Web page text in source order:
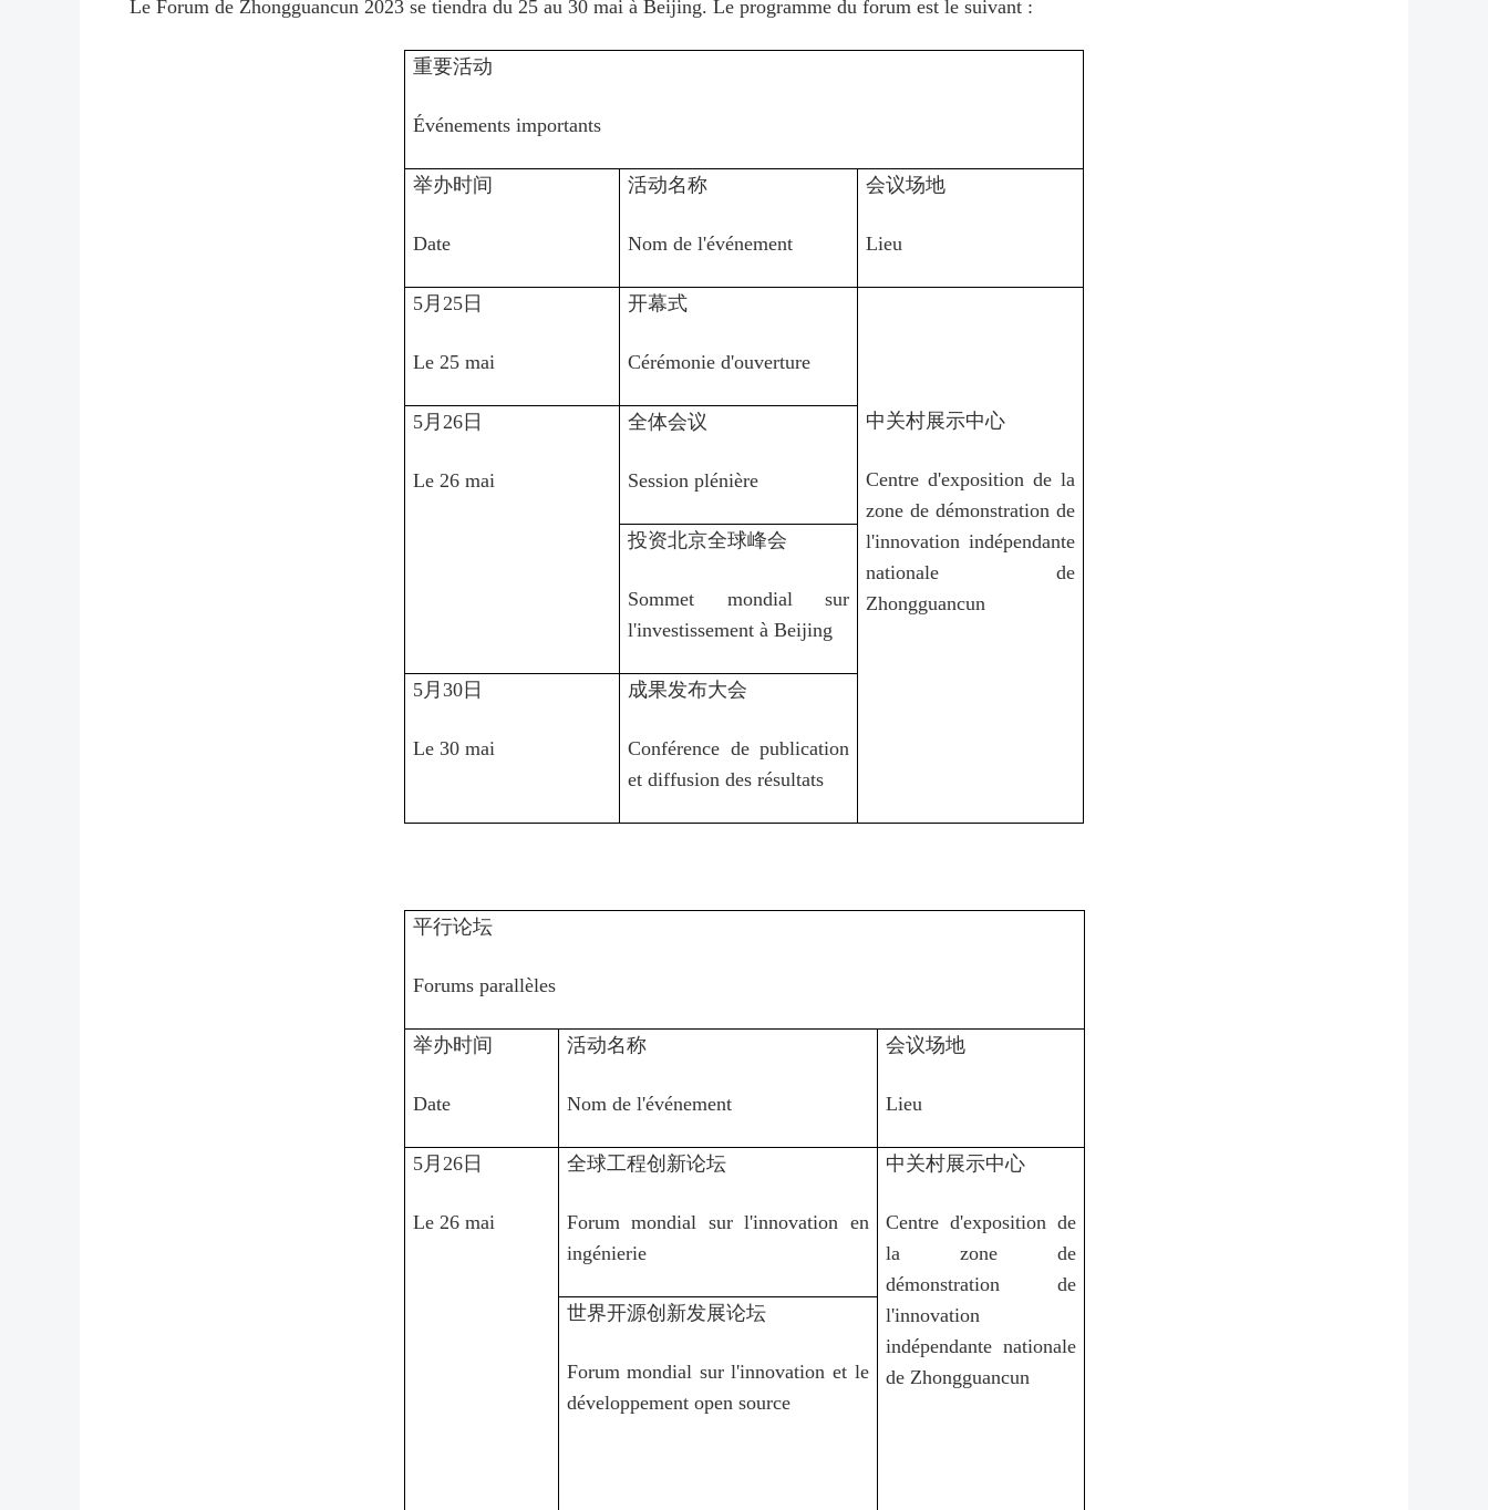
Le Forum de Zhongguancun 2023 se tiendra du 25 au 30 mai à Beijing. Le programme du forum est le suivant :
重要活动
Événements importants
举办时间
Date
活动名称
Nom de l'événement
会议场地
Lieu
5月25日
Le 25 mai
开幕式
Cérémonie d'ouverture
中关村展示中心
Centre d'exposition de la
zone de démonstration de
l'innovation indépendante
nationale de
Zhongguancun
5月26日
Le 26 mai
全体会议
Session plénière
投资北京全球峰会
Sommet mondial sur
l'investissement à Beijing
5月30日
Le 30 mai
成果发布大会
Conférence de publication
et diffusion des résultats
平行论坛
Forums parallèles
举办时间
Date
活动名称
Nom de l'événement
会议场地
Lieu
5月26日
Le 26 mai
全球工程创新论坛
Forum mondial sur l'innovation en
ingénierie
中关村展示中心
Centre d'exposition de
la zone de
démonstration de
l'innovation
indépendante nationale
de Zhongguancun
世界开源创新发展论坛
Forum mondial sur l'innovation et le
développement open source